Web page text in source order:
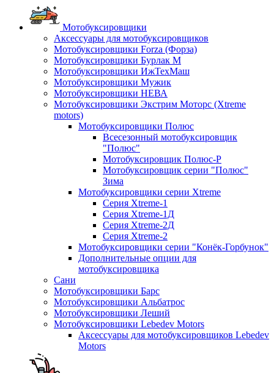
Мотобуксировщики
Аксессуары для мотобуксировщиков
Мотобуксировщики Forza (Форза)
Мотобуксировщики Бурлак М
Мотобуксировщики ИжТехМаш
Мотобуксировщики Мужик
Мотобуксировщики НЕВА
Мотобуксировщики Экстрим Моторс (Xtreme
motors)
Мотобуксировщики Полюс
Всесезонный мотобуксировщик
"Полюс"
Мотобуксировщик Полюс-Р
Мотобуксировщик серии "Полюс"
Зима
Мотобуксировщики серии Xtreme
Серия Xtreme-1
Серия Xtreme-1Д
Серия Xtreme-2Д
Серия Xtreme-2
Мотобуксировщики серии "Конёк-Горбунок"
Дополнительные опции для
мотобуксировщика
Сани
Мотобуксировщики Барс
Мотобуксировщики Альбатрос
Мотобуксировщики Леший
Мотобуксировщики Lebedev Motors
Аксессуары для мотобуксировщиков Lebedev
Motors